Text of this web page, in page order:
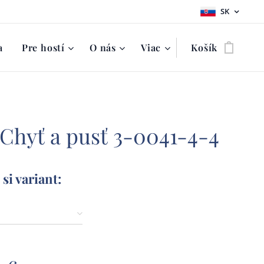
SK
Pre hostí O nás Viac Košík
a pusť 3-0041-4-4
variant: